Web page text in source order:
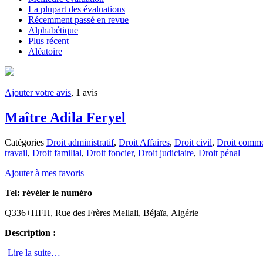
La plupart des évaluations
Récemment passé en revue
Alphabétique
Plus récent
Aléatoire
Ajouter votre avis, 1 avis
Maître Adila Feryel
Catégories Droit administratif, Droit Affaires, Droit civil, Droit
travail, Droit familial, Droit foncier, Droit judiciaire, Droit pénal
Ajouter à mes favoris
Tel: révéler le numéro
Q336+HFH, Rue des Frères Mellali, Béjaïa, Algérie
Description :
Lire la suite…